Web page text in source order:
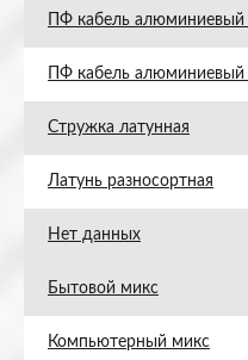
ПФ кабель
ПФ кабель
Стружка латунная
Латунь разносортная
Нет данных
Бытовой микс
Компьютерный микс